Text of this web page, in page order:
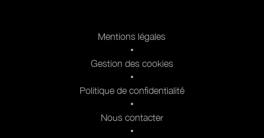
Pied de page 2
Mentions légales
Gestion des cookies
Politique de confidentialité
Nous contacter